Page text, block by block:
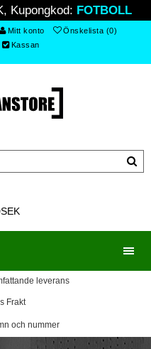
Kupongkod: FOTBOLL
Mitt konto
Önskelista (0)
Kassan
leverans
Frakt
och nummer